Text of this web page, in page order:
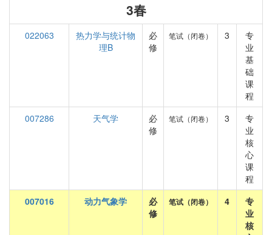
3春
022063
热力学与统计物
理B
必
修
笔试（闭卷） 3
专
业
基
础
课
程
007286
天气学
必
修
笔试（闭卷） 3
专
业
核
心
课
程
007016
动力气象学
必
修
笔试（闭卷） 4
专
业
核